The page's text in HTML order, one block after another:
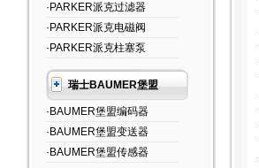
·PARKER派克过滤器
·PARKER派克电磁阀
·PARKER派克柱塞泵
瑞士BAUMER堡盟
·BAUMER堡盟编码器
·BAUMER堡盟变送器
·BAUMER堡盟传感器